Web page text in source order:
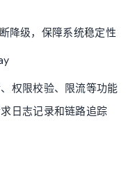
降级，保障系统稳定性
权限校验、限流等功能
日志记录和链路追踪